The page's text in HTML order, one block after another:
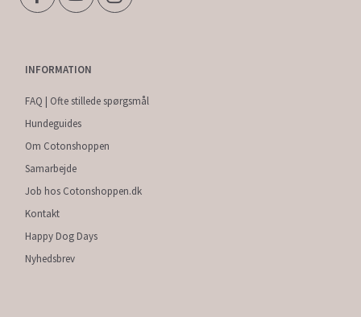
INFORMATION
FAQ | Ofte stillede spørgsmål
Hundeguides
Om Cotonshoppen
Samarbejde
Job hos Cotonshoppen.dk
Kontakt
Happy Dog Days
Nyhedsbrev